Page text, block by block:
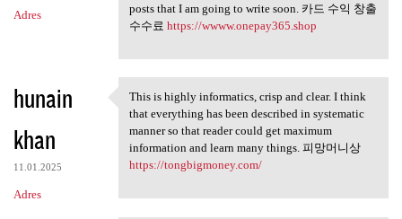
Adres
posts that I am going to write soon. 카드 수익 창출
수수료 https://wwww.onepay365.shop
hunain
khan
11.01.2025
Adres
This is highly informatics,
This is highly informatics, crisp and clear. I think
that everything has been described in systematic
manner so that reader could get maximum
information and learn many things. 피망머니상
https://tongbigmoney.com/